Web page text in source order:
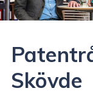
Skövde